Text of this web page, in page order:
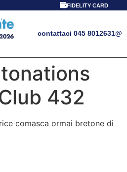
FIDELITY CARD
contattaci 045 8012631@
432
comasca ormai bretone di